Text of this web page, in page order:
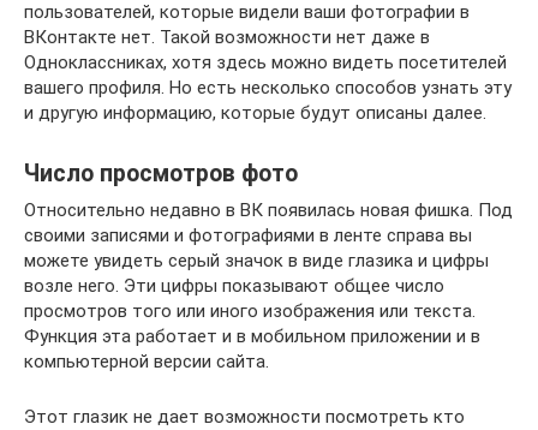
пользователей, которые видели ваши фотографии в
ВКонтакте нет. Такой возможности нет даже в
Одноклассниках, хотя здесь можно видеть посетителей
вашего профиля. Но есть несколько способов узнать эту
и другую информацию, которые будут описаны далее.
Число просмотров фото
Относительно недавно в ВК появилась новая фишка. Под
своими записями и фотографиями в ленте справа вы
можете увидеть серый значок в виде глазика и цифры
возле него. Эти цифры показывают общее число
просмотров того или иного изображения или текста.
Функция эта работает и в мобильном приложении и в
компьютерной версии сайта.
Этот глазик не дает возможности посмотреть кто